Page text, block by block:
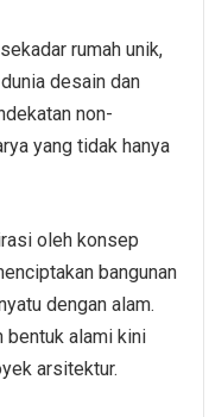
rumah unik,
desain dan
non-
yang tidak hanya
oleh konsep
bangunan
dengan alam.
bentuk alami kini
arsitektur.